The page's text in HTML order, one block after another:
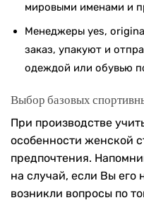
мировыми именами и
Менеджеры yes,
заказ, упакуют и
одеждой или обувью
Выбор базовых
При производстве
особенности женской
предпочтения.
на случай, если Вы его
возникли вопросы по